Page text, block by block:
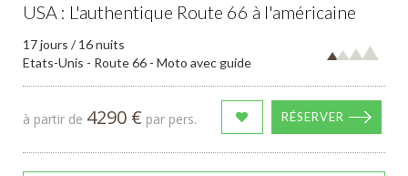
USA : L'authentique Route 66 à l'américaine
17 jours / 16 nuits
Etats-Unis - Route 66 - Moto avec guide
à partir de 4290 € par pers. RÉSERVER